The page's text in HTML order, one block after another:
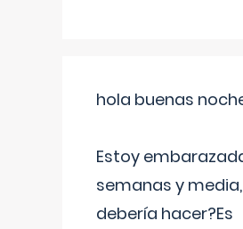
hola buenas
Estoy
semanas y
debería hacer?Es